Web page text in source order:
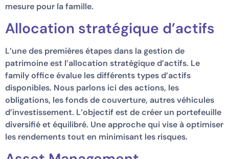
mesure pour la famille.
Allocation stratégique d’actifs
L’une des premières étapes dans la gestion de
patrimoine est l’allocation stratégique d’actifs. Le
family office évalue les différents types d’actifs
disponibles. Nous parlons ici des actions, les
obligations, les fonds de couverture, autres véhicules
d’investissement. L’objectif est de créer un portefeuille
diversifié et équilibré. Une approche qui vise à optimiser
les rendements tout en minimisant les risques.